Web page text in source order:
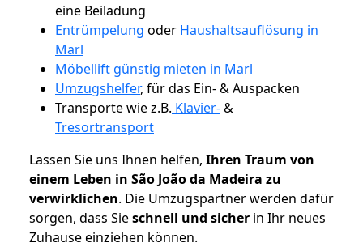
eine Beiladung
Entrümpelung oder Haushaltsauflösung in
Marl
Möbellift günstig mieten in Marl
Umzugshelfer, für das Ein- & Auspacken
Transporte wie z.B. Klavier-&
Tresortransport
Lassen Sie uns Ihnen helfen, Ihren Traum von
einem Leben in São João da Madeira zu
verwirklichen. Die Umzugspartner werden dafür
sorgen, dass Sieschnell und sicher in Ihr neues
Zuhause einziehen können.